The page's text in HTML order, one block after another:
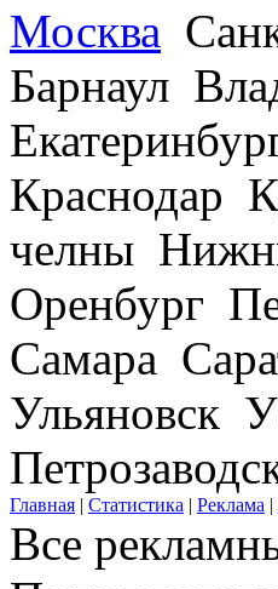
Москва
Барнаул
Краснодар
челны
Оренбург
Самара
Ульяновск
Главная | Статистика | Реклама |
Все